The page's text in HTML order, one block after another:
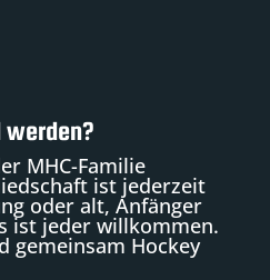
MHC-Familie
ist jederzeit
oder alt, Anfänger
ist jeder willkommen.
gemeinsam Hockey